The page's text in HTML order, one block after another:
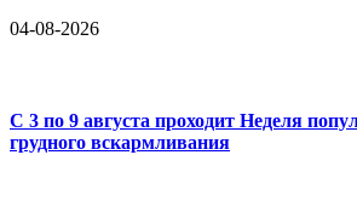
04-08-2026
С 3 по 9 августа проходит Неделя
грудного вскармливания